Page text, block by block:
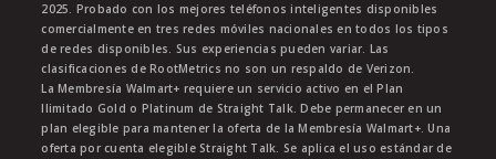
2025. Probado con los mejores teléfonos inteligentes disponibles
comercialmente en tres redes móviles nacionales en todos los tipos
de redes disponibles. Sus experiencias pueden variar. Las
clasificaciones de RootMetrics no son un respaldo de Verizon.
La Membresía Walmart+ requiere un servicio activo en el Plan
Ilimitado Gold o Platinum de Straight Talk. Debe permanecer en un
plan elegible para mantener la oferta de la Membresía Walmart+. Una
oferta por cuenta elegible Straight Talk. Se aplica el uso estándar de